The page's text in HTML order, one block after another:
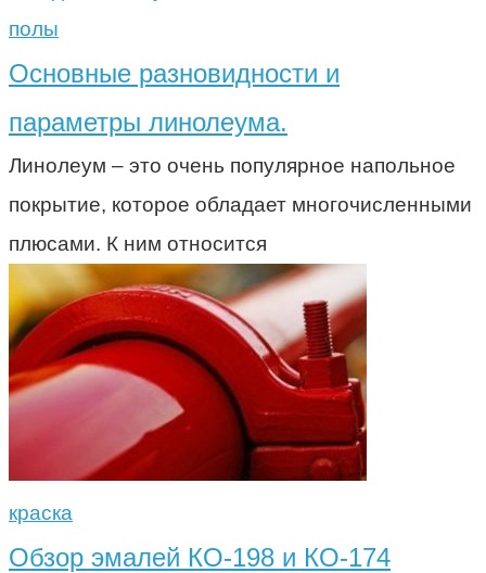
полы
Основные разновидности и
параметры линолеума.
Линолеум – это очень популярное напольное
покрытие, которое обладает многочисленными
плюсами. К ним относится
краска
Обзор эмалей КО-198 и КО-174